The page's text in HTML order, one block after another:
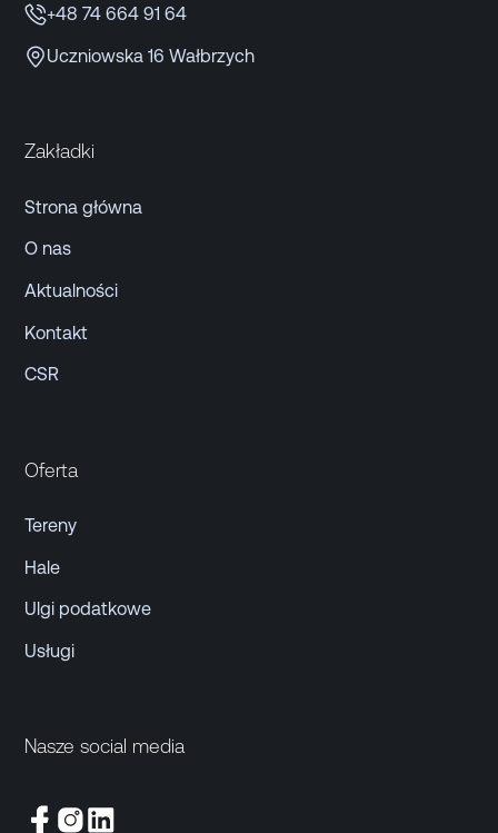
+48 74 664 91 64
Uczniowska 16 Wałbrzych
Zakładki
Strona główna
O nas
Aktualności
Kontakt
CSR
Oferta
Tereny
Hale
Ulgi podatkowe
Usługi
Nasze social media